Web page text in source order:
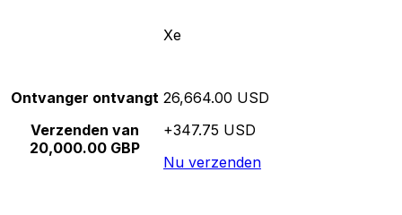
Xe
Ontvanger ontvangt
Verzenden van
20,000.00 GBP
26,664.00 USD
+347.75 USD
Nu verzenden